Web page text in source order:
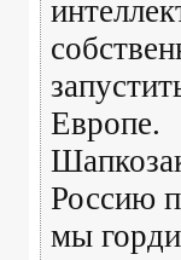
Европе.
Россию
мы